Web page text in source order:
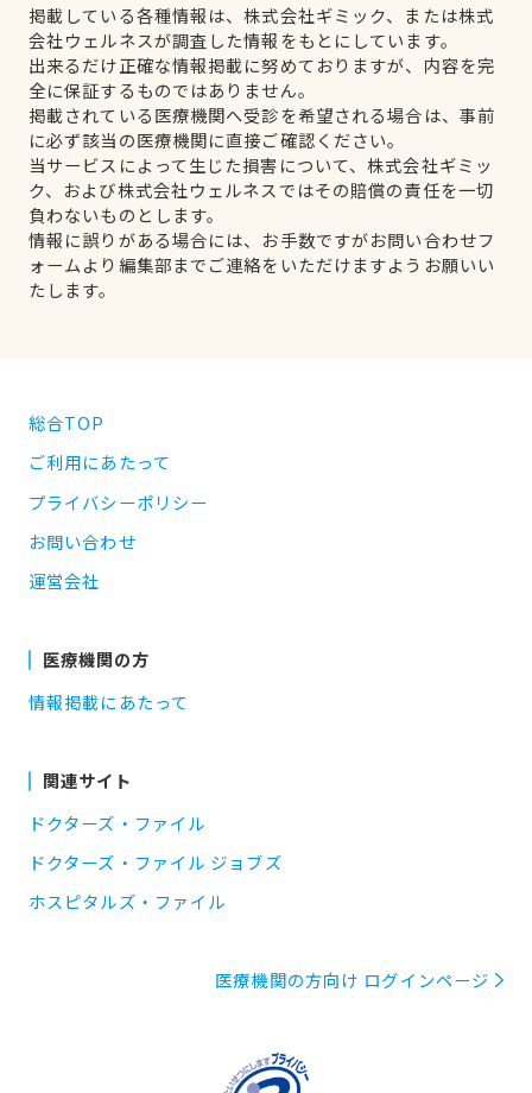
掲載している各種情報は、株式会社ギミック、または株式
会社ウェルネスが調査した情報をもとにしています。
出来るだけ正確な情報掲載に努めておりますが、内容を完
全に保証するものではありません。
掲載されている医療機関へ受診を希望される場合は、事前
に必ず該当の医療機関に直接ご確認ください。
当サービスによって生じた損害について、株式会社ギミッ
ク、および株式会社ウェルネスではその賠償の責任を一切
負わないものとします。
情報に誤りがある場合には、お手数ですがお問い合わせフ
ォームより編集部までご連絡をいただけますようお願いい
たします。
総合TOP
ご利用にあたって
プライバシーポリシー
お問い合わせ
運営会社
医療機関の方
情報掲載にあたって
関連サイト
ドクターズ・ファイル
ドクターズ・ファイル ジョブズ
ホスピタルズ・ファイル
医療機関の方向け ログインページ